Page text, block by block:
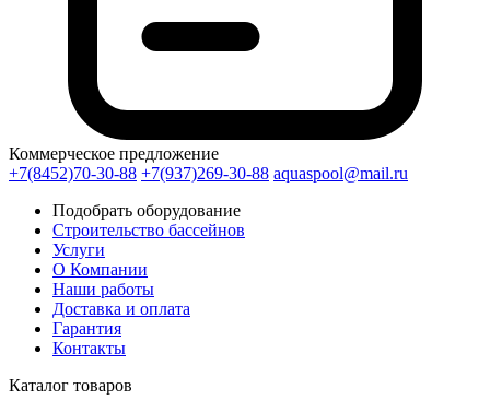
Коммерческое предложение
+7(8452)70-30-88 +7(937)269-30-88 aquaspool@mail.ru
Подобрать оборудование
Строительство бассейнов
Услуги
О Компании
Наши работы
Доставка и оплата
Гарантия
Контакты
Каталог товаров